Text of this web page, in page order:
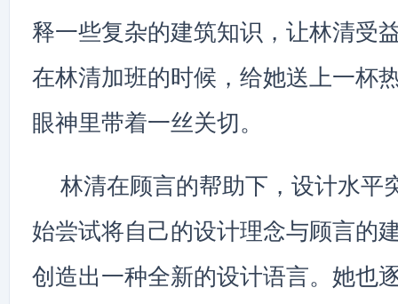
释一些复杂的建筑知识，让林清受
在林清加班的时候，给她送上一杯
眼神里带着一丝关切。
林清在顾言的帮助下，设计水平
始尝试将自己的设计理念与顾言的
创造出一种全新的设计语言。她也